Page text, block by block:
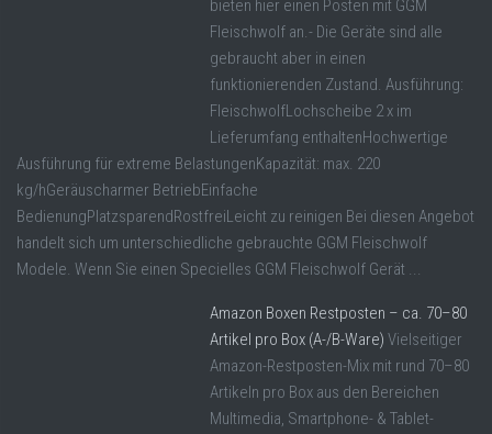
bieten hier einen Posten mit GGM
Fleischwolf an.- Die Geräte sind alle
gebraucht aber in einen
funktionierenden Zustand. Ausführung:
FleischwolfLochscheibe 2 x im
Lieferumfang enthaltenHochwertige
Ausführung für extreme BelastungenKapazität: max. 220
kg/hGeräuscharmer BetriebEinfache
BedienungPlatzsparendRostfreiLeicht zu reinigen Bei diesen Angebot
handelt sich um unterschiedliche gebrauchte GGM Fleischwolf
Modele. Wenn Sie einen Specielles GGM Fleischwolf Gerät ...
Amazon Boxen Restposten – ca. 70–80
Artikel pro Box (A-/B-Ware) Vielseitiger
Amazon-Restposten-Mix mit rund 70–80
Artikeln pro Box aus den Bereichen
Multimedia, Smartphone- & Tablet-